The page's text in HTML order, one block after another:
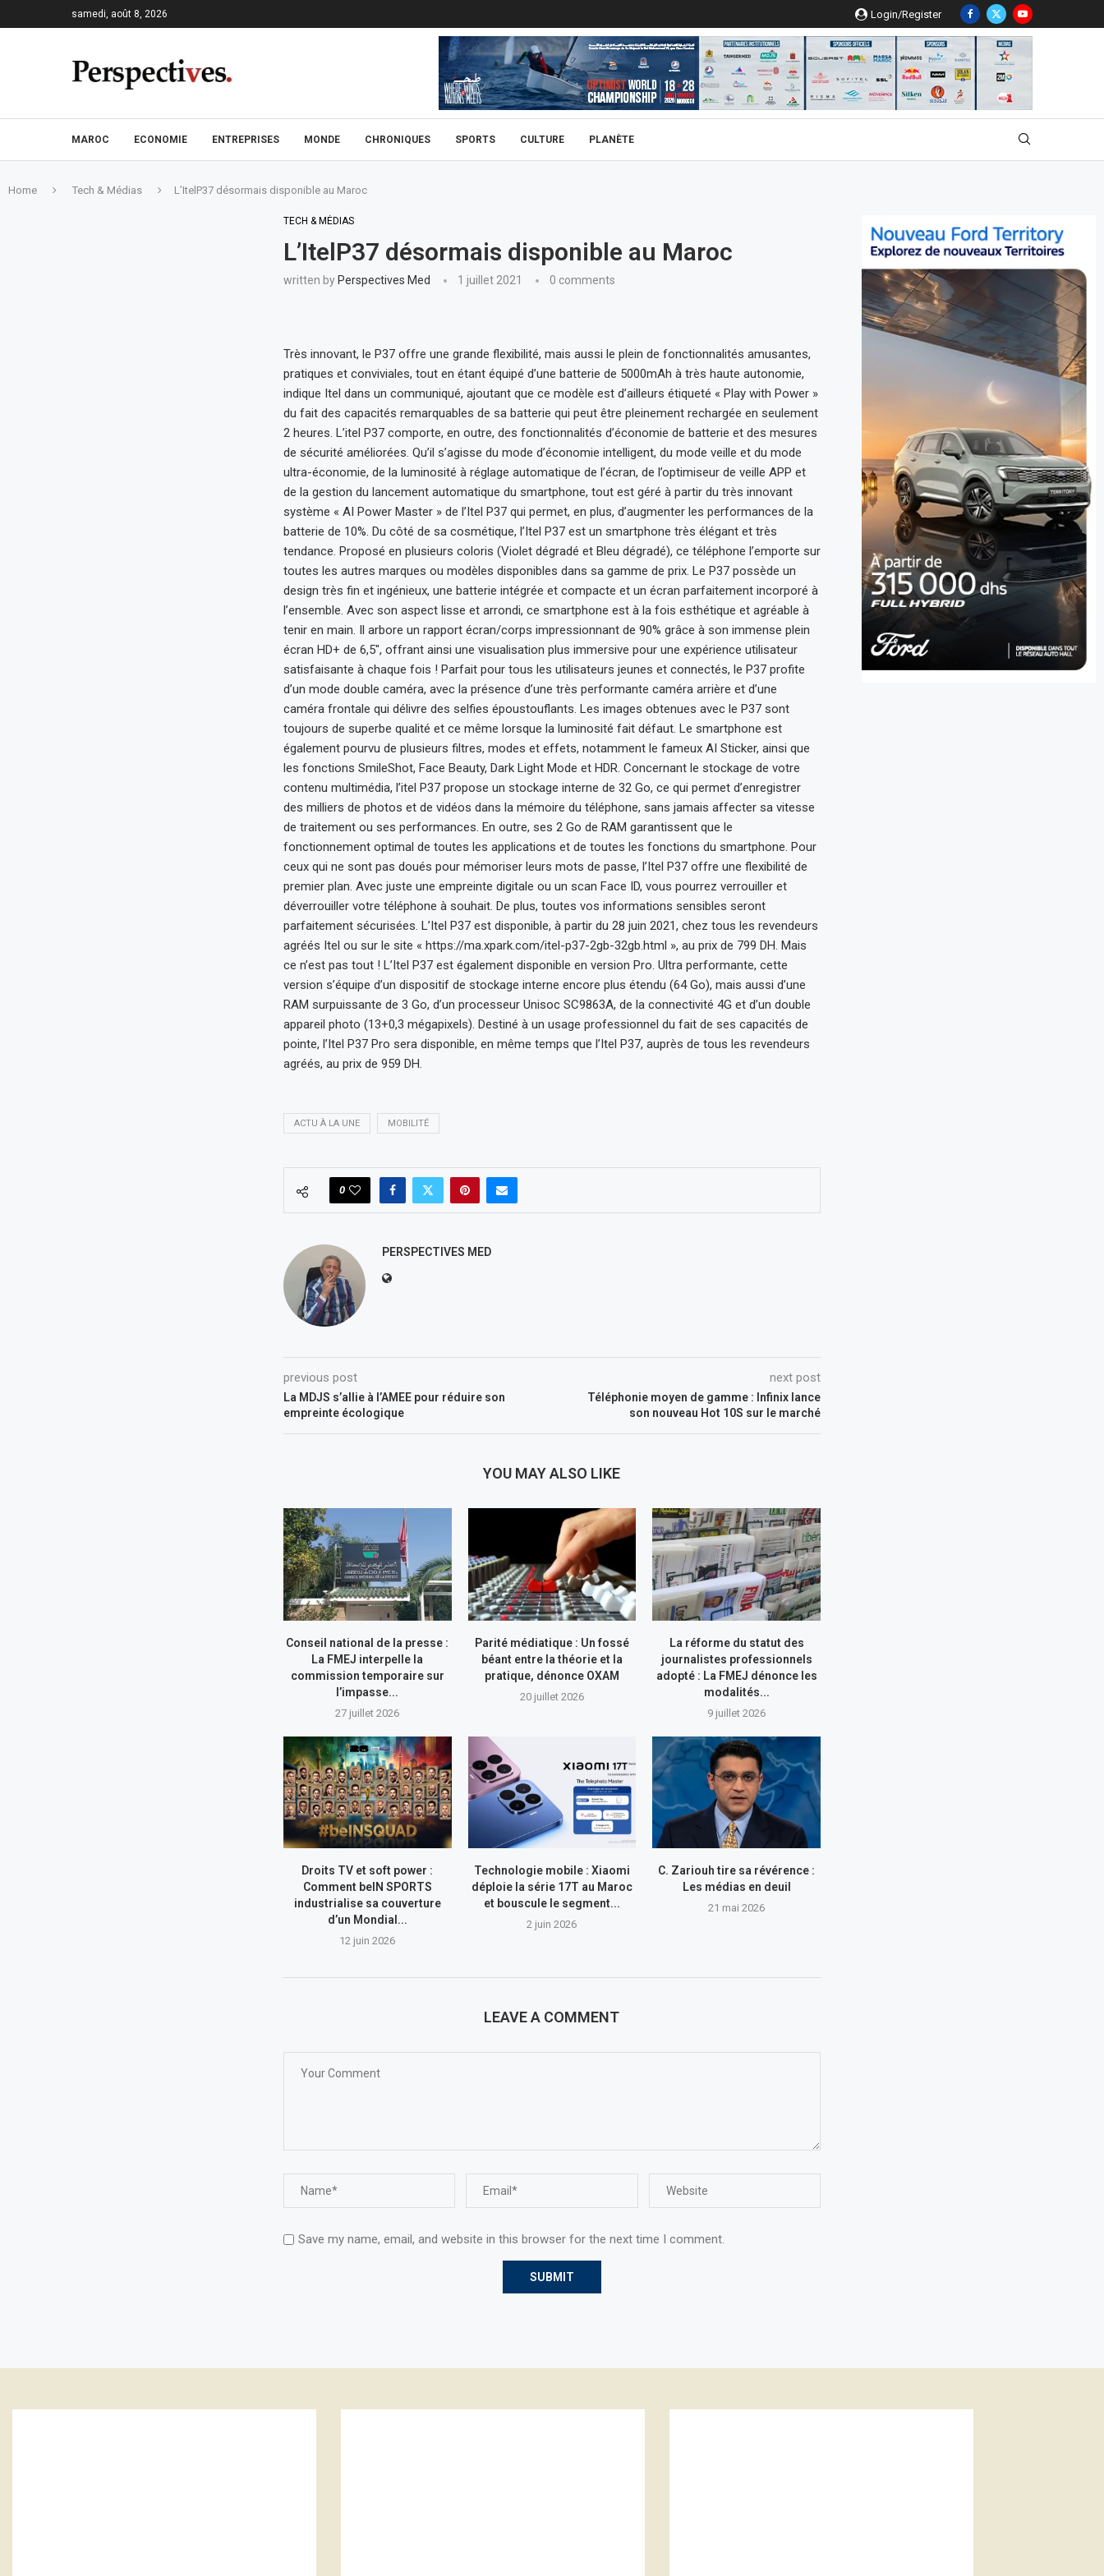
samedi, août 8, 2026 Login/Register
MAROC ECONOMIE ENTREPRISES MONDE CHRONIQUES SPORTS CULTURE PLANÈTE
Home Tech & Médias L’ItelP37 désormais disponible au Maroc
TECH & MÉDIAS
L’ItelP37 désormais disponible au Maroc
written by Perspectives Med 1 juillet 2021 0 comments
Très innovant, le P37 offre une grande flexibilité, mais aussi le plein de fonctionnalités amusantes,
pratiques et conviviales, tout en étant équipé d’une batterie de 5000mAh à très haute autonomie,
indique Itel dans un communiqué, ajoutant que ce modèle est d’ailleurs étiqueté « Play with Power »
du fait des capacités remarquables de sa batterie qui peut être pleinement rechargée en seulement
2 heures. L’itel P37 comporte, en outre, des fonctionnalités d’économie de batterie et des mesures
de sécurité améliorées. Qu’il s’agisse du mode d’économie intelligent, du mode veille et du mode
ultra-économie, de la luminosité à réglage automatique de l’écran, de l’optimiseur de veille APP et
de la gestion du lancement automatique du smartphone, tout est géré à partir du très innovant
système « AI Power Master » de l’Itel P37 qui permet, en plus, d’augmenter les performances de la
batterie de 10%. Du côté de sa cosmétique, l’Itel P37 est un smartphone très élégant et très
tendance. Proposé en plusieurs coloris (Violet dégradé et Bleu dégradé), ce téléphone l’emporte sur
toutes les autres marques ou modèles disponibles dans sa gamme de prix. Le P37 possède un
design très fin et ingénieux, une batterie intégrée et compacte et un écran parfaitement incorporé à
l’ensemble. Avec son aspect lisse et arrondi, ce smartphone est à la fois esthétique et agréable à
tenir en main. Il arbore un rapport écran/corps impressionnant de 90% grâce à son immense plein
écran HD+ de 6,5″, offrant ainsi une visualisation plus immersive pour une expérience utilisateur
satisfaisante à chaque fois ! Parfait pour tous les utilisateurs jeunes et connectés, le P37 profite
d’un mode double caméra, avec la présence d’une très performante caméra arrière et d’une
caméra frontale qui délivre des selfies époustouflants. Les images obtenues avec le P37 sont
toujours de superbe qualité et ce même lorsque la luminosité fait défaut. Le smartphone est
également pourvu de plusieurs filtres, modes et effets, notamment le fameux AI Sticker, ainsi que
les fonctions SmileShot, Face Beauty, Dark Light Mode et HDR. Concernant le stockage de votre
contenu multimédia, l’itel P37 propose un stockage interne de 32 Go, ce qui permet d’enregistrer
des milliers de photos et de vidéos dans la mémoire du téléphone, sans jamais affecter sa vitesse
de traitement ou ses performances. En outre, ses 2 Go de RAM garantissent que le
fonctionnement optimal de toutes les applications et de toutes les fonctions du smartphone. Pour
ceux qui ne sont pas doués pour mémoriser leurs mots de passe, l’Itel P37 offre une flexibilité de
premier plan. Avec juste une empreinte digitale ou un scan Face ID, vous pourrez verrouiller et
déverrouiller votre téléphone à souhait. De plus, toutes vos informations sensibles seront
parfaitement sécurisées. L’Itel P37 est disponible, à partir du 28 juin 2021, chez tous les revendeurs
agréés Itel ou sur le site « https://ma.xpark.com/itel-p37-2gb-32gb.html », au prix de 799 DH. Mais
ce n’est pas tout ! L’Itel P37 est également disponible en version Pro. Ultra performante, cette
version s’équipe d’un dispositif de stockage interne encore plus étendu (64 Go), mais aussi d’une
RAM surpuissante de 3 Go, d’un processeur Unisoc SC9863A, de la connectivité 4G et d’un double
appareil photo (13+0,3 mégapixels). Destiné à un usage professionnel du fait de ses capacités de
pointe, l’Itel P37 Pro sera disponible, en même temps que l’Itel P37, auprès de tous les revendeurs
agréés, au prix de 959 DH.
ACTU À LA UNE MOBILITÉ
0
PERSPECTIVES MED
previous post
La MDJS s’allie à l’AMEE pour réduire son
empreinte écologique
next post
Téléphonie moyen de gamme : Infinix lance
son nouveau Hot 10S sur le marché
YOU MAY ALSO LIKE
Conseil national de la presse :
La FMEJ interpelle la
commission temporaire sur
l’impasse...
27 juillet 2026
Parité médiatique : Un fossé
béant entre la théorie et la
pratique, dénonce OXAM
20 juillet 2026
La réforme du statut des
journalistes professionnels
adopté : La FMEJ dénonce les
modalités...
9 juillet 2026
Droits TV et soft power :
Comment beIN SPORTS
industrialise sa couverture
d’un Mondial...
12 juin 2026
Technologie mobile : Xiaomi
déploie la série 17T au Maroc
et bouscule le segment...
2 juin 2026
C. Zariouh tire sa révérence :
Les médias en deuil
21 mai 2026
LEAVE A COMMENT
Save my name, email, and website in this browser for the next time I comment.